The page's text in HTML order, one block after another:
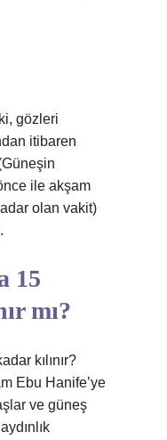
gözleri
itibaren
ile akşam
olan vakit)
15
mı?
kılınır?
Ebu Hanife’ye
ve güneş